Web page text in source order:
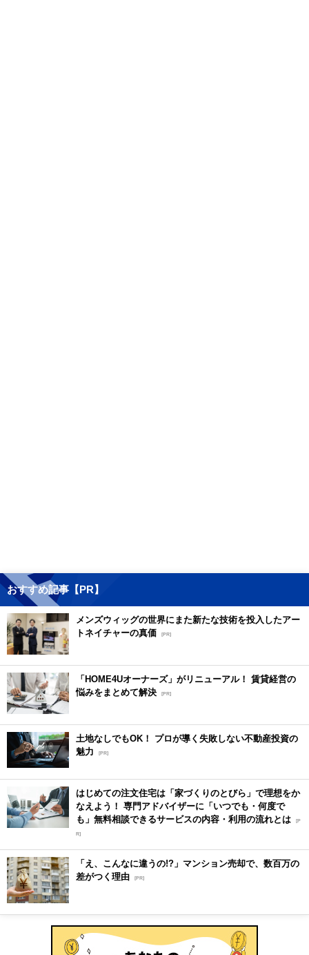
おすすめ記事【PR】
メンズウィッグの世界にまた新たな技術を投入したアー
トネイチャーの真価 [PR]
「HOME4Uオーナーズ」がリニューアル！ 賃貸経営の
悩みをまとめて解決 [PR]
土地なしでもOK！ プロが導く失敗しない不動産投資の
魅力
[PR]
はじめての注文住宅は「家づくりのとびら」で理想をか
なえよう！ 専門アドバイザーに「いつでも・何度で
も」無料相談できるサービスの内容・利用の流れとは [P
R]
「え、こんなに違うの!?」マンション売却で、数百万の
差がつく理由 [PR]